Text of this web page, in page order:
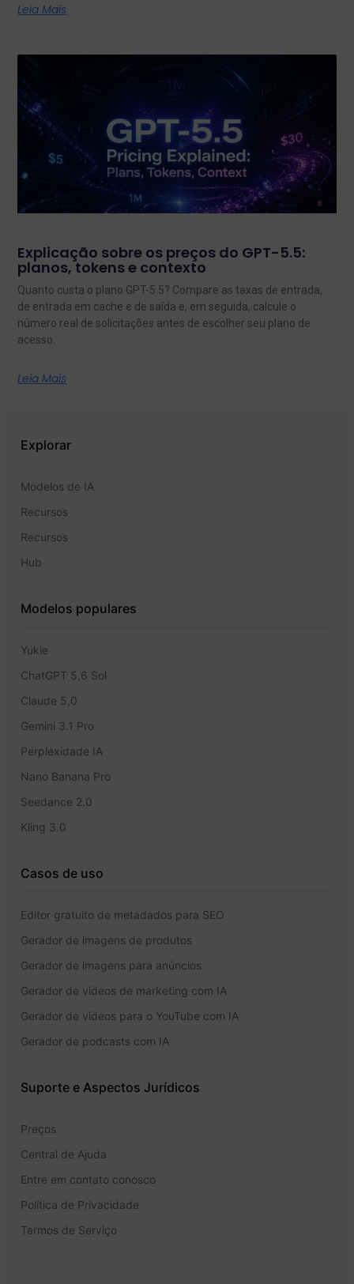
Leia Mais
Explicação sobre os preços do GPT-5.5:
planos, tokens e contexto
Quanto custa o plano GPT-5.5? Compare as taxas de entrada,
de entrada em cache e de saída e, em seguida, calcule o
número real de solicitações antes de escolher seu plano de
acesso.
Leia Mais
Explorar
Modelos de IA
Recursos
Recursos
Hub
Modelos populares
Yukie
ChatGPT 5,6 Sol
Claude 5,0
Gemini 3.1 Pro
Perplexidade IA
Nano Banana Pro
Seedance 2.0
Kling 3.0
Casos de uso
Editor gratuito de metadados para SEO
Gerador de imagens de produtos
Gerador de imagens para anúncios
Gerador de vídeos de marketing com IA
Gerador de vídeos para o YouTube com IA
Gerador de podcasts com IA
Suporte e Aspectos Jurídicos
Preços
Central de Ajuda
Entre em contato conosco
Política de Privacidade
Termos de Serviço